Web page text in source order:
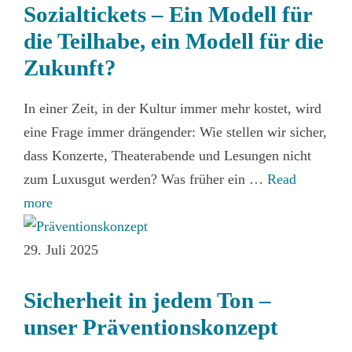
Sozialtickets – Ein Modell für
die Teilhabe, ein Modell für die
Zukunft?
In einer Zeit, in der Kultur immer mehr kostet, wird
eine Frage immer drängender: Wie stellen wir sicher,
dass Konzerte, Theaterabende und Lesungen nicht
zum Luxusgut werden? Was früher ein … Read
more
29. Juli 2025
Sicherheit in jedem Ton –
unser Präventionskonzept